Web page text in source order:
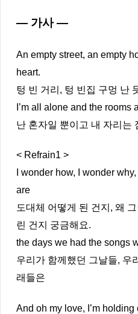
— 가사 —
An empty street, an empty
heart.
텅 빈 거리, 텅 빈집 구멍 난
I’m all alone and the rooms
난 혼자일 뿐이고 내 자리는
< Refrain1 >
I wonder how, I wonder
are
도대체 어떻게 된 건지, 왜
린 건지 궁금해요.
the days we had the songs
우리가 함께했던 그날들, 우
래들은
And oh my love, I’m holding